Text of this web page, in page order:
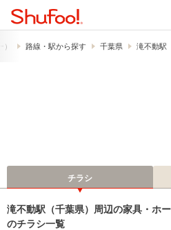
路線・駅から探す 千葉県 滝不動駅
チラシ
滝不動駅（千葉県）周辺の家具・ホ
のチラシ一覧